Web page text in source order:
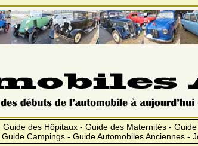
des Hôpitaux - Guide des Maternités -
Campings - Guide Automobiles Anciennes -